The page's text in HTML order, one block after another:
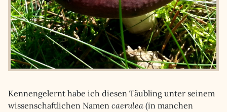
Kennengelernt habe ich diesen Täubling unter seinem
wissenschaftlichen Namen caerulea (in manchen